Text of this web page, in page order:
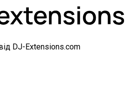
DJ-Extensions.com